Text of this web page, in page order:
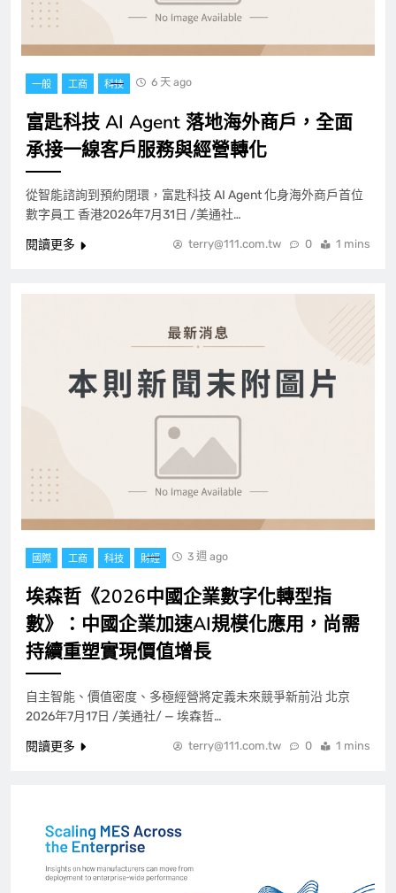
一般 工商 科技 6 天 ago
富匙科技 AI Agent 落地海外商戶，全面
承接一線客戶服務與經營轉化
從智能諮詢到預約閉環，富匙科技 AI Agent 化身海外商戶首位
數字員工 香港2026年7月31日 /美通社…
閱讀更多
terry@111.com.tw 0 1 mins
國際 工商 科技 財經 3 週 ago
埃森哲《2026中國企業數字化轉型指
數》：中國企業加速AI規模化應用，尚需
持續重塑實現價值增長
自主智能、價值密度、多極經營將定義未來競爭新前沿 北京
2026年7月17日 /美通社/ — 埃森哲…
閱讀更多
terry@111.com.tw 0 1 mins